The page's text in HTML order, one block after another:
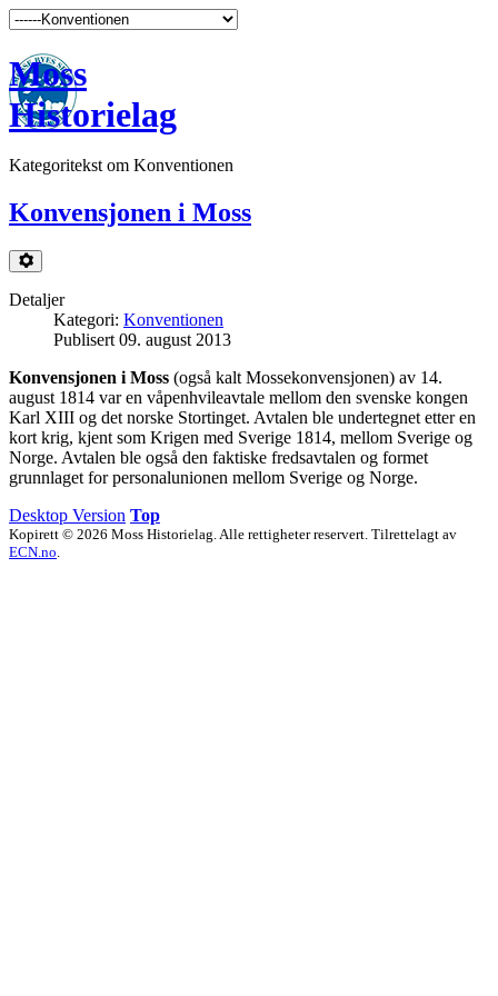
Moss
Historielag
Kategoritekst om Konventionen
Konvensjonen i Moss
Detaljer
Kategori: Konventionen
Publisert 09. august 2013
Konvensjonen i Moss (også kalt Mossekonvensjonen) av 14.
august 1814 var en våpenhvileavtale mellom den svenske kongen
Karl XIII og det norske Stortinget. Avtalen ble undertegnet etter en
kort krig, kjent som Krigen med Sverige 1814, mellom Sverige og
Norge. Avtalen ble også den faktiske fredsavtalen og formet
grunnlaget for personalunionen mellom Sverige og Norge.
Desktop Version Top
Kopirett © 2026 Moss Historielag. Alle rettigheter reservert. Tilrettelagt av
ECN.no